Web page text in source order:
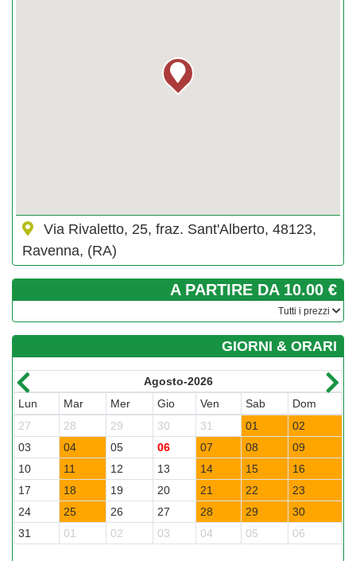
Via Rivaletto, 25, fraz. Sant'Alberto, 48123,
Ravenna, (RA)
A PARTIRE DA 10.00 €
­Tutti i prezzi
GIORNI & ORARI
Agosto-2026
Lun
Mar Mer Gio Ven Sab
Dom
27
28 29 30 31 01
02
03
04 05 06 07 08
09
10
11 12 13 14 15
16
17
18 19 20 21 22
23
24
25 26 27 28 29
30
31
01 02 03 04 05 06